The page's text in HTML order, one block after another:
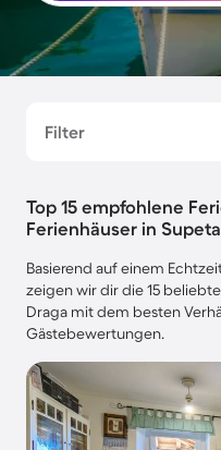
Filter
Top 15 empfohlene
Ferienhäuser in
Basierend auf einem
zeigen wir dir die 15
Draga mit dem besten
Gästebewertungen.